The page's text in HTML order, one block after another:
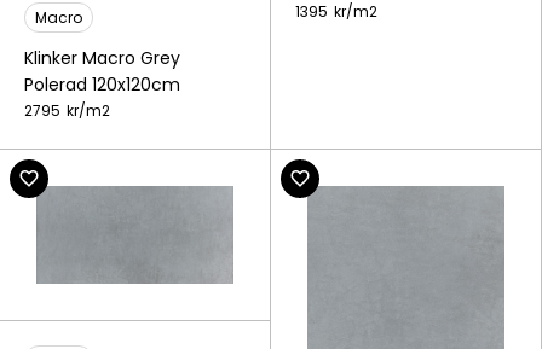
Macro
Klinker Macro Grey
Polerad 120x120cm
2795 kr/m2
1395 kr/m2